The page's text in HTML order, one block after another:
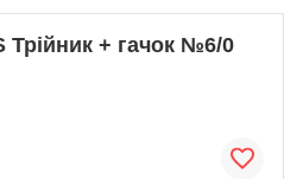
Трійник + гачок №6/0